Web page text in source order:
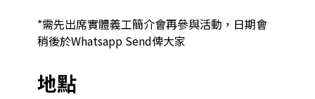
*需先出席實體義工簡介會再參與活動，日期會
稍後於Whatsapp Send俾大家
地點